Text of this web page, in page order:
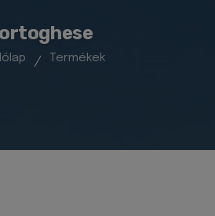
Termékek